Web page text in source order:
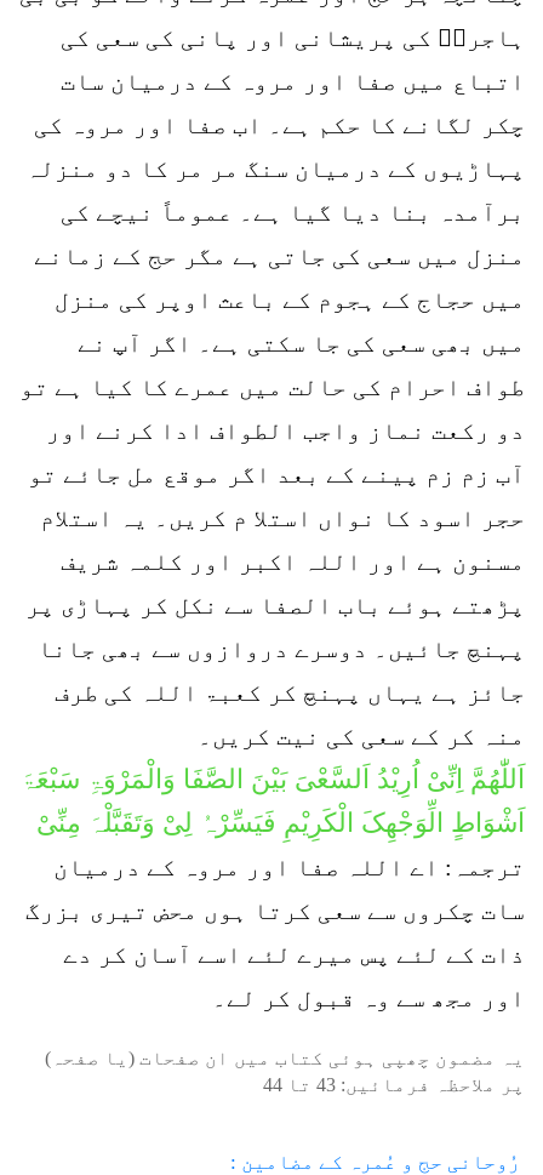
ہاجرہؓ کی پریشانی اور پانی کی سعی کی
اتباع میں صفا اور مروہ کے درمیان سات
چکر لگانے کا حکم ہے۔ اب صفا اور مروہ کی
پہاڑیوں کے درمیان سنگ مر مر کا دو منزلہ
برآمدہ بنا دیا گیا ہے۔ عموماً نیچے کی
منزل میں سعی کی جاتی ہے مگر حج کے زمانے
میں حجاج کے ہجوم کے باعث اوپر کی منزل
میں بھی سعی کی جا سکتی ہے۔ اگر آپ نے
طواف احرام کی حالت میں عمرے کا کیا ہے تو
دو رکعت نماز واجب الطواف ادا کرنے اور
آب زم زم پینے کے بعد اگر موقع مل جائے تو
حجر اسود کا نواں استلا م کریں۔ یہ استلام
مسنون ہے اور اللہ اکبر اور کلمہ شریف
پڑھتے ہوئے باب الصفا سے نکل کر پہاڑی پر
پہنچ جائیں۔ دوسرے دروازوں سے بھی جانا
جائز ہے یہاں پہنچ کر کعبۃ اللہ کی طرف
منہ کر کے سعی کی نیت کریں۔
اَللّٰھُمَّ اِنِّیْ اُرِیْدُ اَلسَّعْیَ بَیْنَ الصَّفَا وَالْمَرْوَۃِ سَبْعَۃَ
اَشْوَاطٍ الِّوَجْھِکَ الْکَرِیْمِ فَیَسِّرْہُ لِیْ وَتَقَبَّلْہَ مِنِّیْ
ترجمہ: اے اللہ صفا اور مروہ کے درمیان
سات چکروں سے سعی کرتا ہوں محض تیری بزرگ
ذات کے لئے پس میرے لئے اسے آسان کر دے
اور مجھ سے وہ قبول کر لے۔
یہ مضمون چھپی ہوئی کتاب میں ان صفحات (یا صفحہ)
پر ملاحظہ فرمائیں: 43 تا 44
رُوحانی حج و عُمرہ کے مضامین :